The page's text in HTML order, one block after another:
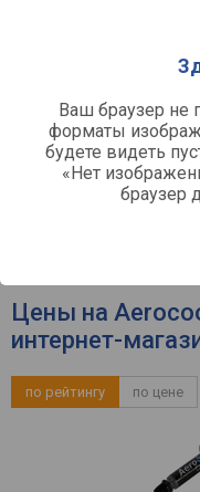
Ваш браузер не
форматы
будете видеть
«Нет
браузер
Теплопроводность
Вязкость
Рабочая температура
Цвет пасты
Код EAN / UPS / GTIN
Цены на
интернет-
по рейтингу по цене